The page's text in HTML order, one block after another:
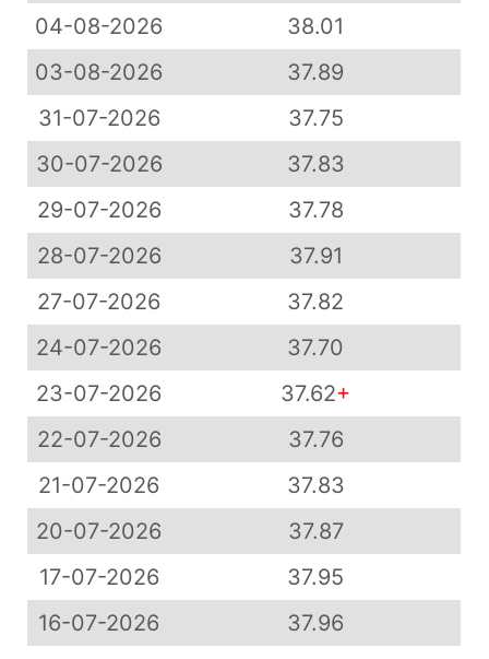
04-08-2026
38.01
03-08-2026
37.89
31-07-2026
37.75
30-07-2026
37.83
29-07-2026
37.78
28-07-2026
37.91
27-07-2026
37.82
24-07-2026
37.70
23-07-2026
37.62+
22-07-2026
37.76
21-07-2026
37.83
20-07-2026
37.87
17-07-2026
37.95
16-07-2026
37.96